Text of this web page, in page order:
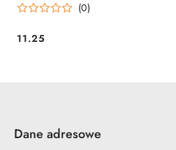
(0)
Cena:
11.25
Dane adresowe